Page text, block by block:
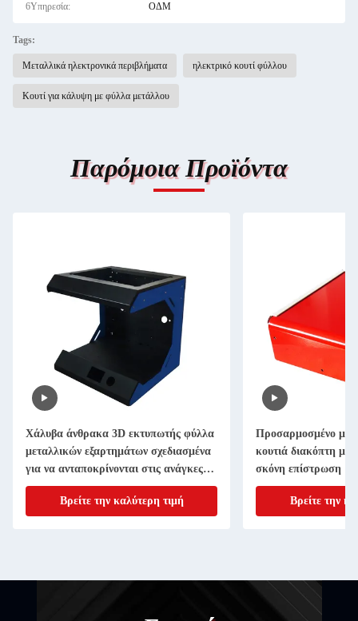
6Υπηρεσία: ΟΔΜ
Tags:
Μεταλλικά ηλεκτρονικά περιβλήματα ηλεκτρικό κουτί φύλλου
Κουτί για κάλυψη με φύλλα μετάλλου
Παρόμοια Προϊόντα
Χάλυβα άνθρακα 3D εκτυπωτής φύλλα
μεταλλικών εξαρτημάτων σχεδιασμένα
για να ανταποκρίνονται στις ανάγκες
προσαρμογής σας
Βρείτε την καλύτερη τιμή
Προσαρμοσμένο
κουτιά διακόπτη με
σκόνη επίστρωση
Βρείτε την